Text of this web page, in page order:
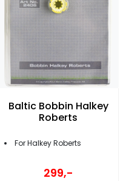
Baltic Bobbin Halkey
Roberts
For Halkey Roberts
299,-